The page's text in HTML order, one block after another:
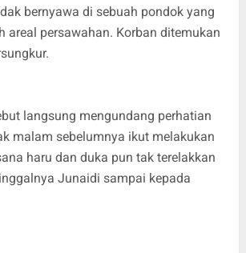
bernyawa di sebuah pondok yang
areal persawahan. Korban ditemukan
langsung mengundang perhatian
malam sebelumnya ikut melakukan
haru dan duka pun tak terelakkan
Junaidi sampai kepada